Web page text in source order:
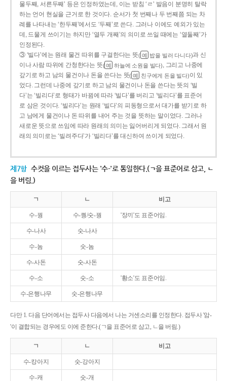
물두째, 서른두째’ 등은 인정하였는데, 이는 받침 ‘ㄹ’ 발음이 분명히 탈락
하는 언어 현실을 근거로 한 것이다. 순서가 첫 번째나 두 번째쯤 되는 차
례를 나타내는 ‘한두째’에서도 ‘두째’로 쓴다. 그러나 이에도 예외가 있는
데, 드물게 쓰이기는 하지만 ‘열두 개째’의 의미로 쓰일 때에는 ‘열둘째’가
인정된다.
③ ‘빌다’에는 원래 물건 따위를 구걸한다는 뜻( 예 밥을 빌러 다니다)과 신
이나 사람 따위에 간청한다는 뜻( 예 하늘에 소원을 빌다), 그리고 나중에
갚기로 하고 남의 물건이나 돈을 쓴다는 뜻( 예 친구에게 돈을 빌다)이 있
었다. 그런데 나중에 갚기로 하고 남의 물건이나 돈을 쓴다는 뜻의 ‘빌
다’는 ‘빌리다’로 형태가 바뀜에 따라 ‘빌다’를 버리고 ‘빌리다’를 표준어
로 삼은 것이다. ‘빌리다’는 원래 ‘빌다’의 피동형으로서 대가를 받기로 하
고 남에게 물건이나 돈 따위를 내어 주는 것을 뜻하는 말이었다. 그러나
새로운 뜻으로 쓰임에 따라 원래의 의미는 잃어버리게 되었다. 그래서 원
래의 의미로는 ‘빌려주다’가 ‘빌리다’를 대신하여 쓰이게 되었다.
제7항 수컷을 이르는 접두사는 '수-'로 통일한다.(ㄱ을 표준어로 삼고, ㄴ
을 버림.)
ㄱ ㄴ 비고
수-꿩 수-퀑/숫-꿩 '장끼'도 표준어임.
수-나사 숫-나사
수-놈 숫-놈
수-사돈 숫-사돈
수-소 숫-소 '황소'도 표준어임.
수-은행나무 숫-은행나무
다만 1. 다음 단어에서는 접두사 다음에서 나는 거센소리를 인정한다. 접두사 '암-
'이 결합되는 경우에도 이에 준한다.(ㄱ을 표준어로 삼고, ㄴ을 버림.)
ㄱ ㄴ 비고
수-캉아지 숫-강아지
수-캐 숫-개